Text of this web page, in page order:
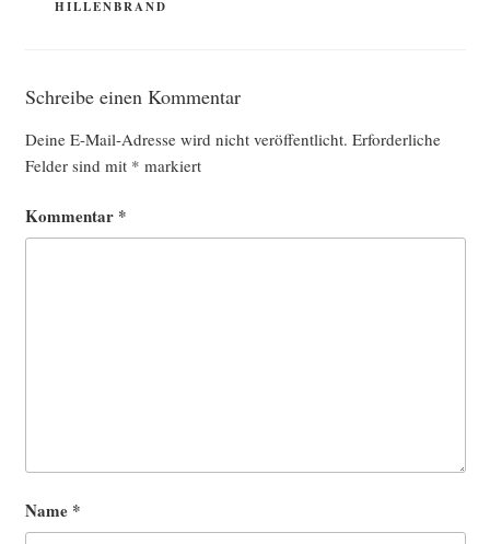
HILLENBRAND
Schreibe einen Kommentar
Deine E-Mail-Adresse wird nicht veröffentlicht. Erforderliche
Felder sind mit * markiert
Kommentar *
Name *